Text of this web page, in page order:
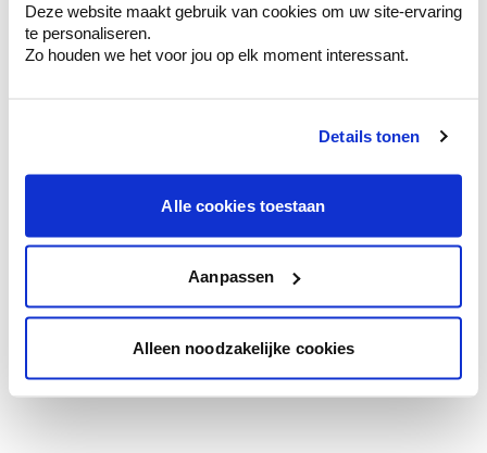
Deze website maakt gebruik van cookies om uw site-ervaring
te personaliseren.
Zo houden we het voor jou op elk moment interessant.
Details tonen
Alle cookies toestaan
Aanpassen
Alleen noodzakelijke cookies
Obtenez des conseils personnalisés sur la
combinaison de couleurs.
Conseil couleur à domicile
en couleur.
l'éclairage et de votre mobilier.
Obtenez un contrôle technologique de vos